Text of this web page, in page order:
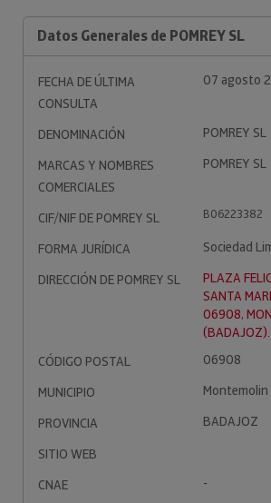
Datos Generales de POMREY SL
FECHA DE ÚLTIMA
CONSULTA
07 agosto
DENOMINACIÓN
POMREY SL
MARCAS Y NOMBRES
COMERCIALES
POMREY SL
CIF/NIF DE POMREY SL B06223382
FORMA JURÍDICA
Sociedad
DIRECCIÓN DE POMREY SL
PLAZA
SANTA
06908,
(BADAJOZ).
CÓDIGO POSTAL
06908
MUNICIPIO
Montemolin
PROVINCIA
BADAJOZ
SITIO WEB
CNAE
-